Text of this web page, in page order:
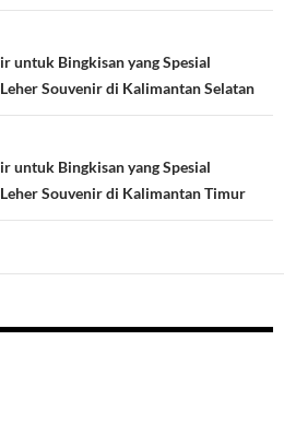
e
dI
n
d e
untuk Bingkisan yang Spesial
Souvenir di Kalimantan Selatan
untuk Bingkisan yang Spesial
Souvenir di Kalimantan Timur